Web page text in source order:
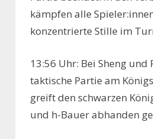
kämpfen alle
konzentrierte Stille im
13:56 Uhr: Bei Sheng
taktische Partie am
greift den schwarzen
und h-Bauer abhanden